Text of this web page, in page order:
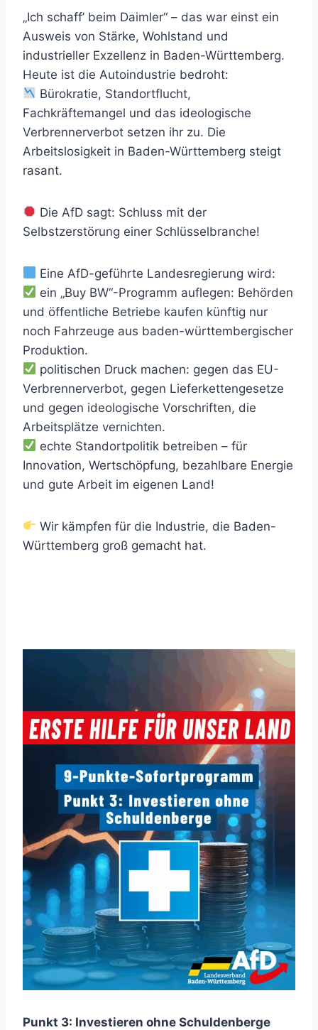
„Ich schaff’ beim Daimler“ – das war einst ein
Ausweis von Stärke, Wohlstand und
industrieller Exzellenz in Baden-Württemberg.
Heute ist die Autoindustrie bedroht:
Bürokratie, Standortflucht,
Fachkräftemangel und das ideologische
Verbrennerverbot setzen ihr zu. Die
Arbeitslosigkeit in Baden-Württemberg steigt
rasant.
Die AfD sagt: Schluss mit der
Selbstzerstörung einer Schlüsselbranche!
Eine AfD-geführte Landesregierung wird:
ein „Buy BW“-Programm auflegen: Behörden
und öffentliche Betriebe kaufen künftig nur
noch Fahrzeuge aus baden-württembergischer
Produktion.
politischen Druck machen: gegen das EU-
Verbrennerverbot, gegen Lieferkettengesetze
und gegen ideologische Vorschriften, die
Arbeitsplätze vernichten.
echte Standortpolitik betreiben – für
Innovation, Wertschöpfung, bezahlbare Energie
und gute Arbeit im eigenen Land!
Wir kämpfen für die Industrie, die Baden-
Württemberg groß gemacht hat.
Punkt 3: Investieren ohne Schuldenberge